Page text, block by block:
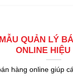
QUẢN LÝ
ONLINE HIỆU
hàng online giúp